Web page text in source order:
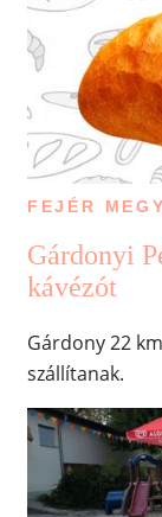
FEJÉR
Gárdonyi
kávézót
Gárdony 22
szállítanak.